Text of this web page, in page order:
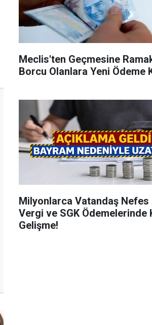
Meclis'ten Geçmesine
Borcu Olanlara Yeni Ödeme
Milyonlarca Vatandaş Nefes
Vergi ve SGK Ödemelerinde
Gelişme!